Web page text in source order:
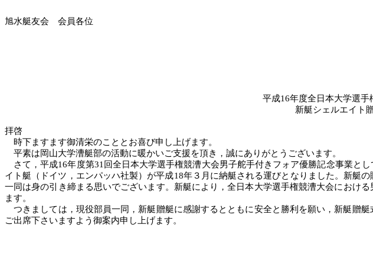
旭水艇友会 会員各位
平成16年度全日本大学選手
新艇シェルエイト
拝啓
時下ますます御清栄のこととお喜び申し上げます。
平素は岡山大学漕艇部の活動に暖かいご支援を頂き，誠にありがとうございます。
さて，平成16年度第31回全日本大学選手権競漕大会男子舵手付きフォア優勝記念事業と
イト艇（ドイツ，エンパッハ社製）が平成18年３月に納艇される運びとなりました。新艇
一同は身の引き締まる思いでございます。新艇により，全日本大学選手権競漕大会における
ます。
つきましては，現役部員一同，新艇贈艇に感謝するとともに安全と勝利を願い，新艇贈
ご出席下さいますよう御案内申し上げます。